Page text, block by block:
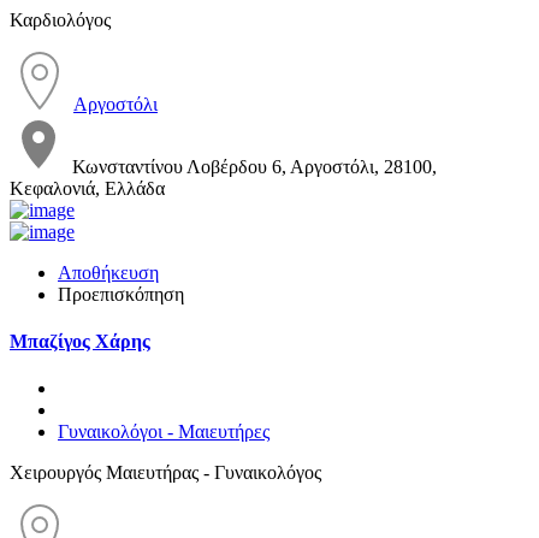
Καρδιολόγος
Αργοστόλι
Κωνσταντίνου Λοβέρδου 6, Αργοστόλι, 28100,
Κεφαλονιά, Ελλάδα
Αποθήκευση
Προεπισκόπηση
Μπαζίγος Χάρης
Γυναικολόγοι - Μαιευτήρες
Χειρουργός Μαιευτήρας - Γυναικολόγος